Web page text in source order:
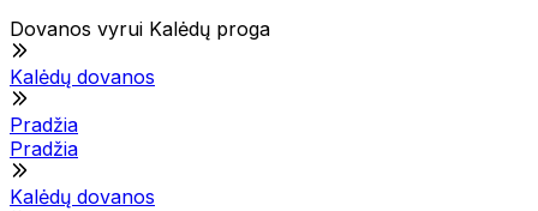
Dovanos vyrui Kalėdų proga
Kalėdų dovanos
Pradžia
Pradžia
Kalėdų dovanos